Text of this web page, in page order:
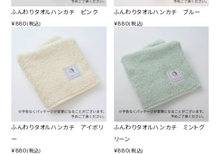
ふんわりタオルハンカチ ピンク
¥880(税込)
ふんわりタオルハンカチ ブルー
¥880(税込)
ふんわりタオルハンカチ アイボリ
ー
¥880(税込)
ふんわりタオルハンカチ ミントグ
リーン
¥880(税込)